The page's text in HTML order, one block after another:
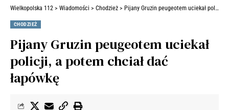
Wielkopolska 112 > Wiadomości > Chodzież > Pijany Gruzin peugeotem uciekał policji, a potem chciał dać łapówkę
CHODZIEŻ
Pijany Gruzin peugeotem uciekał
policji, a potem chciał dać
łapówkę